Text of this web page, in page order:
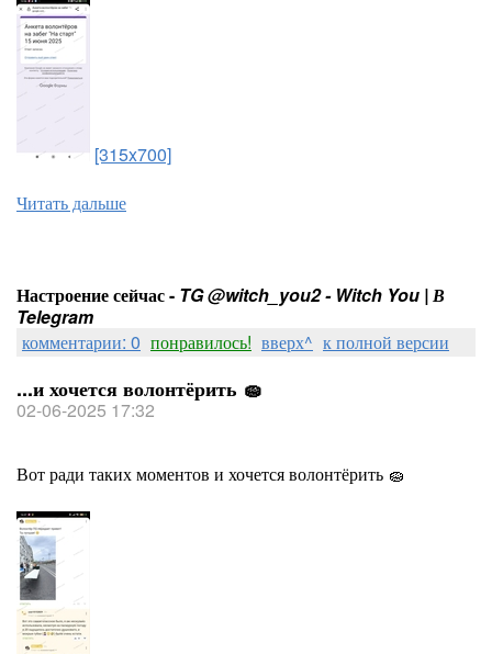
[315x700]
Читать дальше
Настроение сейчас - TG @witch_you2 - Witch You | В
Telegram
комментарии: 0 понравилось! вверх^ к полной версии
...и хочется волонтёрить 🧽
02-06-2025 17:32
Вот ради таких моментов и хочется волонтёрить 🧽